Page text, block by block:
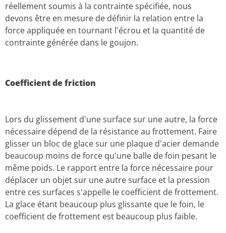
réellement soumis à la contrainte spécifiée, nous
devons être en mesure de définir la relation entre la
force appliquée en tournant l'écrou et la quantité de
contrainte générée dans le goujon.
Coefficient de friction
Lors du glissement d'une surface sur une autre, la force
nécessaire dépend de la résistance au frottement. Faire
glisser un bloc de glace sur une plaque d'acier demande
beaucoup moins de force qu'une balle de foin pesant le
même poids. Le rapport entre la force nécessaire pour
déplacer un objet sur une autre surface et la pression
entre ces surfaces s'appelle le coefficient de frottement.
La glace étant beaucoup plus glissante que le foin, le
coefficient de frottement est beaucoup plus faible.